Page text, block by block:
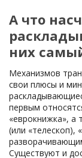
А что
них
Механизмов
свои плюсы и
первым
«еврокнижка», а
(или «телескоп),
Существуют и